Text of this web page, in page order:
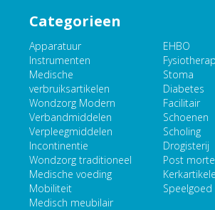
Categorieen
Apparatuur
Instrumenten
Medische
verbruiksartikelen
Wondzorg Modern
Verbandmiddelen
Verpleegmiddelen
Incontinentie
Wondzorg traditioneel
Medische voeding
Mobiliteit
Medisch meubilair
EHBO
Stoma
Diabetes
Facilitair
Schoenen
Scholing
Drogisterij
Post
Speelgoed